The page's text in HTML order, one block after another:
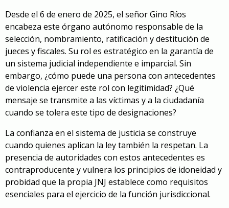
Desde el 6 de enero de 2025, el señor Gino Ríos
encabeza este órgano autónomo responsable de la
selección, nombramiento, ratificación y destitución de
jueces y fiscales. Su rol es estratégico en la garantía de
un sistema judicial independiente e imparcial. Sin
embargo, ¿cómo puede una persona con antecedentes
de violencia ejercer este rol con legitimidad? ¿Qué
mensaje se transmite a las víctimas y a la ciudadanía
cuando se tolera este tipo de designaciones?
La confianza en el sistema de justicia se construye
cuando quienes aplican la ley también la respetan. La
presencia de autoridades con estos antecedentes es
contraproducente y vulnera los principios de idoneidad y
probidad que la propia JNJ establece como requisitos
esenciales para el ejercicio de la función jurisdiccional.